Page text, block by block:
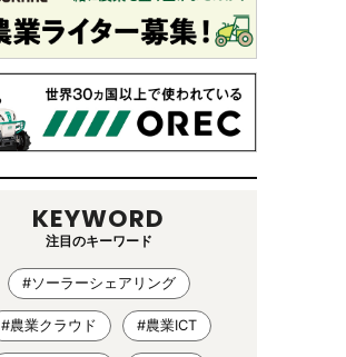
KEYWORD
注目のキーワード
#ソーラーシェアリング
#農業クラウド #農業ICT